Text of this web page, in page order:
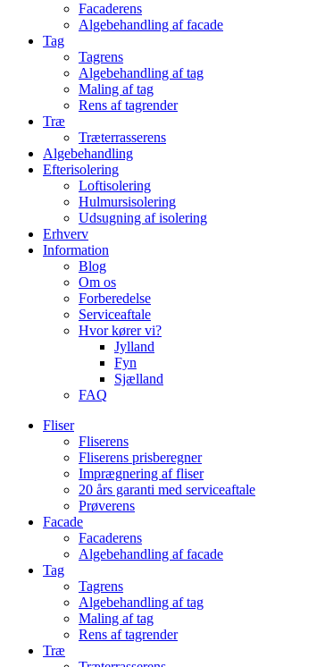
Facaderens
Algebehandling af facade
Tag
Tagrens
Algebehandling af tag
Maling af tag
Rens af tagrender
Træ
Træterrasserens
Algebehandling
Efterisolering
Loftisolering
Hulmursisolering
Udsugning af isolering
Erhverv
Information
Blog
Om os
Forberedelse
Serviceaftale
Hvor kører vi?
Jylland
Fyn
Sjælland
FAQ
Fliser
Fliserens
Fliserens prisberegner
Imprægnering af fliser
20 års garanti med serviceaftale
Prøverens
Facade
Facaderens
Algebehandling af facade
Tag
Tagrens
Algebehandling af tag
Maling af tag
Rens af tagrender
Træ